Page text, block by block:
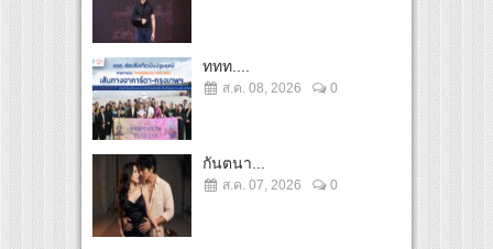
ททท....
ส.ค. 08, 2026 0
กันตนา...
ส.ค. 07, 2026 0